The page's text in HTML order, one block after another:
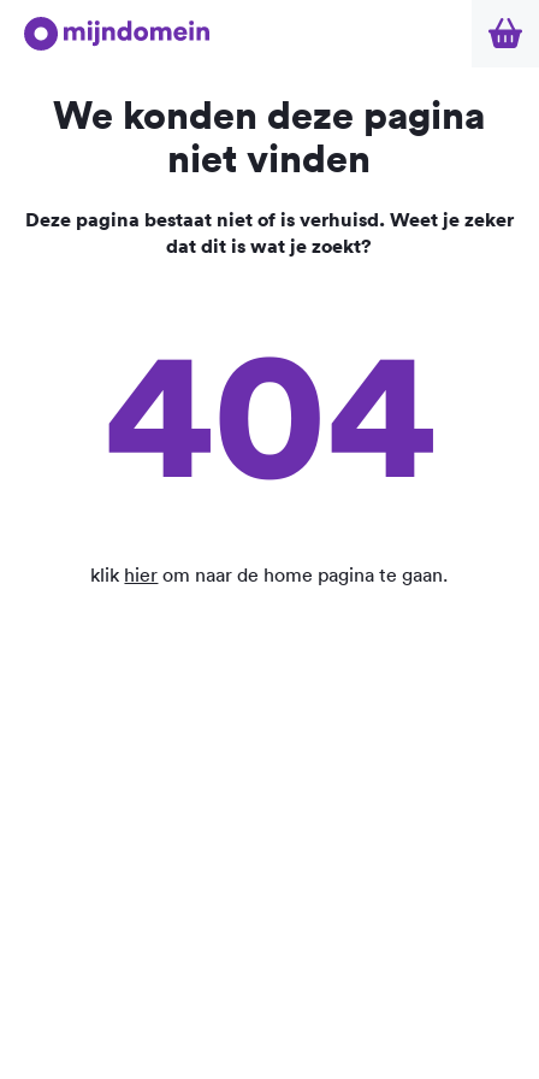
We konden deze pagina
niet vinden
Deze pagina bestaat niet of is verhuisd. Weet je zeker
dat dit is wat je zoekt?
404
klik hier om naar de home pagina te gaan.